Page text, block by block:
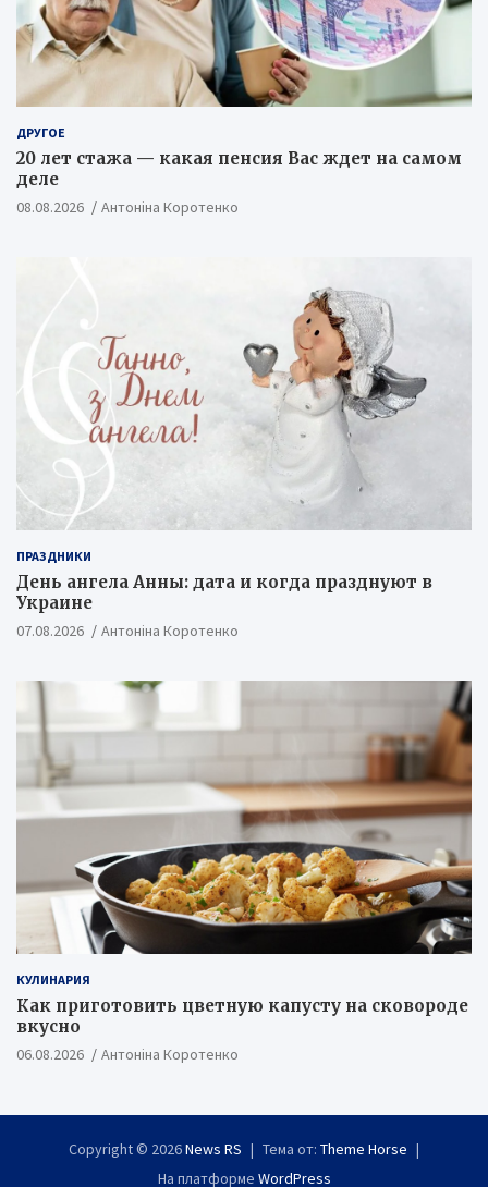
ДРУГОЕ
20 лет стажа — какая пенсия Вас ждет на самом
деле
08.08.2026 Антоніна Коротенко
ПРАЗДНИКИ
День ангела Анны: дата и когда празднуют в
Украине
07.08.2026 Антоніна Коротенко
КУЛИНАРИЯ
Как приготовить цветную капусту на сковороде
вкусно
06.08.2026 Антоніна Коротенко
Copyright © 2026News RS Тема от: Theme Horse
На платформе WordPress